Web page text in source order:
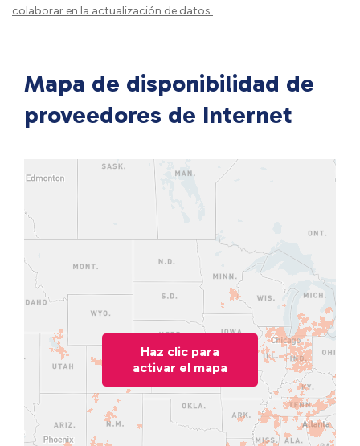
colaborar en la actualización de datos.
Mapa de disponibilidad de
proveedores de Internet
Haz clic para
activar el mapa